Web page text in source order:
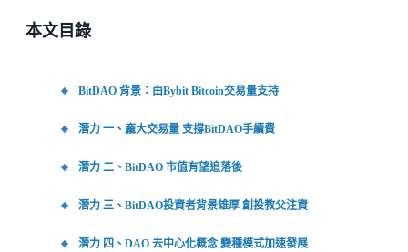
本文目錄
BitDAO 背景：由Bybit Bitcoin交易量支持
潛力 一、龐大交易量 支撐BitDAO手續費
潛力 二、BitDAO 市值有望追落後
潛力 三、BitDAO投資者背景雄厚 創投教父注資
潛力 四、DAO 去中心化概念 變種模式加速發展